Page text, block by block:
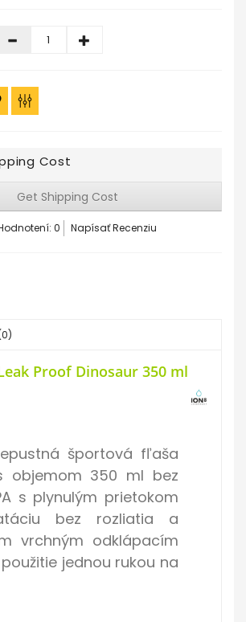
Cost
Get Shipping Cost
0 Napísať Recenziu
Proof Dinosaur 350 ml
športová fľaša
objemom 350 ml bez
s plynulým prietokom
bez rozliatia a
vrchným odklápacím
jednou rukou na